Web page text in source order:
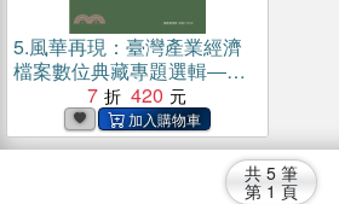
5.風華再現：臺灣產業經濟
檔案數位典藏專題選輯―行
政院退輔會塑膠工廠‧印記一
(電子書)
7 420
共 5 筆
第 1 頁